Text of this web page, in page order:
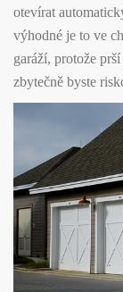
otevírat
výhodné je to ve
garáží, protože
zbytečně byste